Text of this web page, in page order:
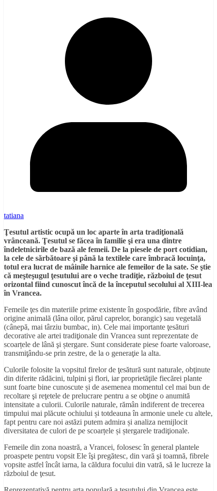
tatiana
Ţesutul artistic ocupă un loc aparte în arta tradiţională
vrânceană. Ţesutul se făcea în familie şi era una dintre
îndeletnicirile de bază ale femeii. De la piesele de port cotidian,
la cele de sărbătoare şi până la textilele care îmbracă locuinţa,
totul era lucrat de mâinile harnice ale femeilor de la sate. Se ştie
că meşteşugul ţesutului are o veche tradiţie, războiul de ţesut
orizontal fiind cunoscut încă de la începutul secolului al XIII-lea
în Vrancea.
Femeile ţes din materiile prime existente în gospodărie, fibre având
origine animală (lâna oilor, părul caprelor, borangic) sau vegetală
(cânepă, mai târziu bumbac, in). Cele mai importante ţesături
decorative ale artei tradiţionale din Vrancea sunt reprezentate de
scoarțele de lână şi ștergare. Sunt considerate piese foarte valoroase,
transmiţându-se prin zestre, de la o generaţie la alta.
Culorile folosite la vopsitul firelor de ţesătură sunt naturale, obţinute
din diferite rădăcini, tulpini şi flori, iar proprietăţile fiecărei plante
sunt foarte bine cunoscute și de asemenea momentul cel mai bun de
recoltare şi reţetele de prelucrare pentru a se obţine o anumită
intensitate a culorii. Culorile naturale, rămân indiferent de trecerea
timpului mai plăcute ochiului și totdeauna în armonie unele cu altele,
fapt pentru care noi astăzi putem admira și analiza nemijlocit
diversitatea de culori de pe scoarțele și ștergarele tradiţionale.
Femeile din zona noastră, a Vrancei, folosesc în general plantele
proaspete pentru vopsit Ele îşi pregătesc, din vară şi toamnă, fibrele
vopsite astfel încât iarna, la căldura focului din vatră, să le lucreze la
războiul de ţesut.